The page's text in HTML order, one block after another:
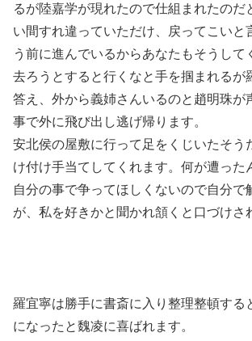
るが陸嘉学が現れたので仕組まれたのだ
い間すれ違っていただけ、戻ってこいと
う前に進んでいるからあなたもそうして
去ろうとすると行くなと手を掴まれるが
答え、外から義姉さんいるのと趙明珠が
事で外に飛び出し逃げ帰ります。
安北侯の屋敷に行って足をくじいたそう
け付け手当てしてくれます。何が遭った
自分の事で争ってほしくないので自分で
が、私を好きかと聞かれ頷くと口づけさ
羅宜寧は勝手に書斎に入り整理整頓する
になったと魏凌に喜ばれます。